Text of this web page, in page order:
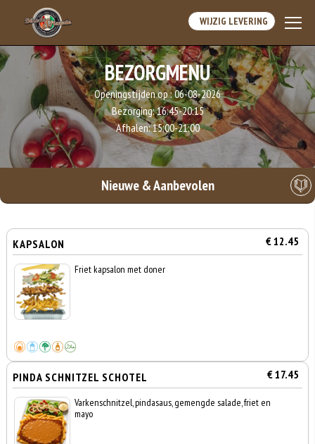
WIJZIG LEVERING
BEZORGMENU
Openingstijden op :06-08-2026
Bezorging:16:45-20:15
Afhalen:15:00-21:00
Nieuwe & Aanbevolen
KAPSALON € 12.45
Friet kapsalon met doner
PINDA SCHNITZEL SCHOTEL € 17.45
Varkenschnitzel, pindasaus, gemengde salade, friet en
mayo